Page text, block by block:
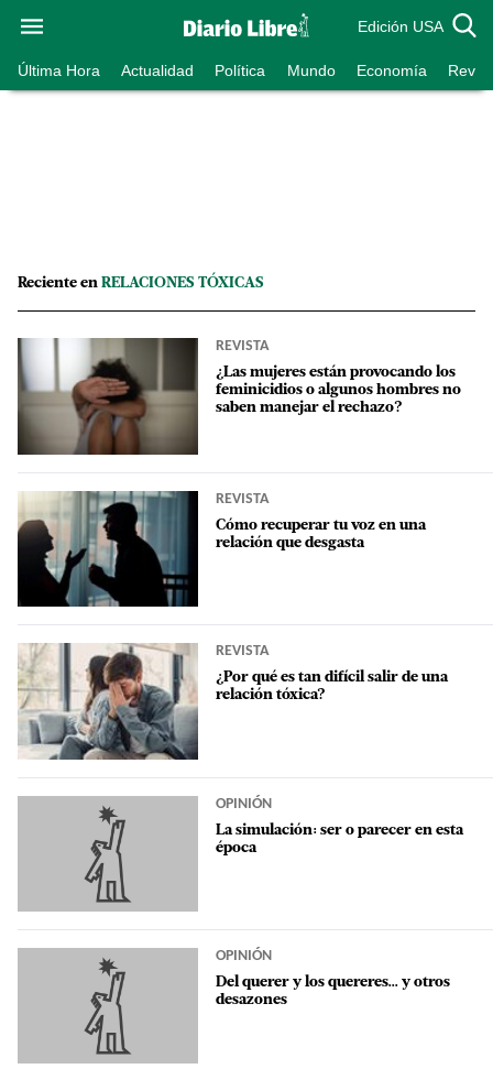
Edición USA
Última Hora Actualidad Política Mundo Economía
Reciente en RELACIONES TÓXICAS
REVISTA
¿Las mujeres están provocando los
feminicidios o algunos hombres no
saben manejar el rechazo?
REVISTA
Cómo recuperar tu voz en una
relación que desgasta
REVISTA
¿Por qué es tan difícil salir de una
relación tóxica?
OPINIÓN
La simulación: ser o parecer en esta
época
OPINIÓN
Del querer y los quereres... y otros
desazones